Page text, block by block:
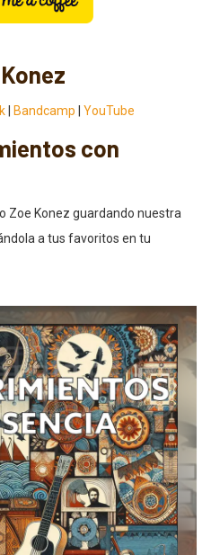
Bandcamp YouTube
con
Zoe Konez guardando nuestra
a tus favoritos en tu